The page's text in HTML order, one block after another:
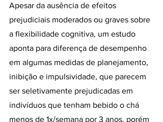
Apesar da ausência de efeitos
prejudiciais moderados ou graves sobre
a flexibilidade cognitiva, um estudo
aponta para diferença de desempenho
em algumas medidas de planejamento,
inibição e impulsividade, que parecem
ser seletivamente prejudicadas em
indivíduos que tenham bebido o chá
menos de 1x/semana por 3 anos, porém